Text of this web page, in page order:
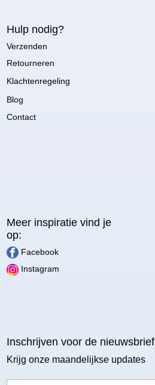
Hulp nodig?
Verzenden
Retourneren
Klachtenregeling
Blog
Contact
Meer inspiratie vind je
op:
Facebook
Instagram
Inschrijven voor de nieuwsbrief
Krijg onze maandelijkse updates